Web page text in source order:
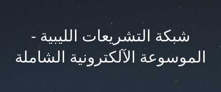
شبكة التشريعات الليبية -
الموسوعة الآلكترونية الشاملة